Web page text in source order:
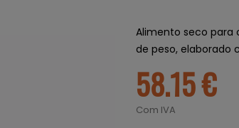
Alimento seco para
de peso, elaborado
58.15 €
Com IVA